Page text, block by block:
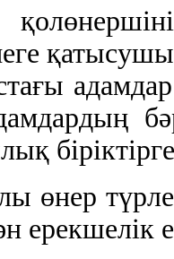
өнер
ерекшелік